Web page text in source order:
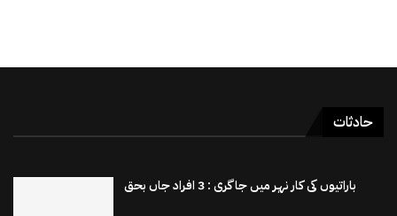
حادثات
باراتیوں کی کار نہر میں جاگری : 3 افراد جاں بحق